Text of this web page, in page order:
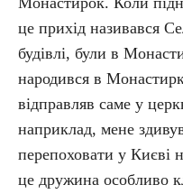
це прихід називався
будівлі, були в
народився в
відправляв саме у
наприклад, мене
перепоховати у Києві
це дружина особливо